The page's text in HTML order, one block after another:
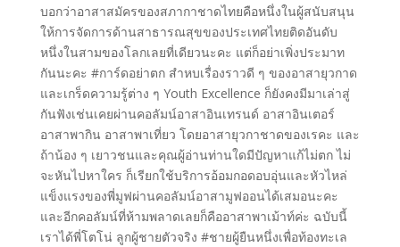
บอกว่าอาสาสมัครของสภากาชาดไทยคือหนึ่งในผู้สนับสนุน
ให้การจัดการด้านสาธารณสุขของประเทศไทยติดอันดับ
หนึ่งในสามของโลกเลยที่เดียวนะคะ แต่ก็อย่าเพิ่งประมาท
กันนะคะ #การ์ดอย่าตก สำหบเรื่องราวดี ๆ ของอาสายุวกาด
และเกร็ดความรู้ต่าง ๆ Youth Excellence ก็ยังคงมีมาเล่าสู่
กันฟังเช่นเคยผ่านคอลัมน์อาสาอินเทรนด์ อาสาอินเตอร์
อาสาพากิน อาสาพาเที่ยว โดยอาสายุวกาชาดของเรคะ และ
ถ้าน้อง ๆ เยาวชนและคุณผู้อ่านท่านใดมีปัญหาแก้ไม่ตก ไม่
จะหันไปหาใคร ก็เรียกใช้บริการอ้อมกอดอบอุ่นและหัวไหล่
แข็งแรงของพี่มูฟผ่านคอลัมน์อาสามูฟออนได้เสมอนะคะ
และอีกคอลัมน์ที่ห้ามพลาดเลยก็คืออาสาพาเม้าท์ค่ะ ฉบับนี้
เราได้พี่โตโน่ ลูกผู้ชายตัวจริง #ชายผู้ยืนหนึ่งเพื่อท้องทะเล